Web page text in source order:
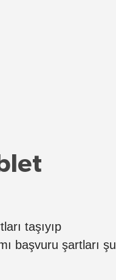
taşıyıp
başvuru şartları şu